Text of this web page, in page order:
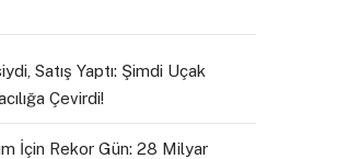
Satış Yaptı: Şimdi Uçak
Çevirdi!
İçin Rekor Gün: 28 Milyar